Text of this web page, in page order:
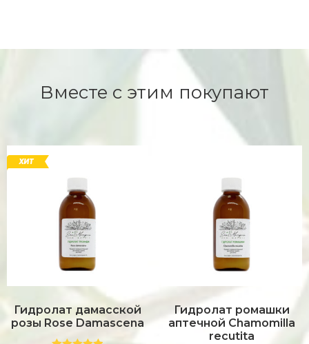
Вместе с этим покупают
Гидролат дамасской
розы Rose Damascena
Гидролат ромашки
аптечной Chamomilla
recutita